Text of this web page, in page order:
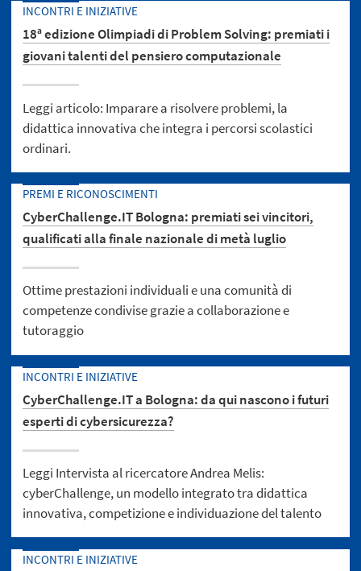
INCONTRI E INIZIATIVE
18ª edizione Olimpiadi di Problem Solving: premiati i
giovani talenti del pensiero computazionale
Leggi articolo: Imparare a risolvere problemi, la
didattica innovativa che integra i percorsi scolastici
ordinari.
PREMI E RICONOSCIMENTI
CyberChallenge.IT Bologna: premiati sei vincitori,
qualificati alla finale nazionale di metà luglio
Ottime prestazioni individuali e una comunità di
competenze condivise grazie a collaborazione e
tutoraggio
INCONTRI E INIZIATIVE
CyberChallenge.IT a Bologna: da qui nascono i futuri
esperti di cybersicurezza?
Leggi Intervista al ricercatore Andrea Melis:
cyberChallenge, un modello integrato tra didattica
innovativa, competizione e individuazione del talento
INCONTRI E INIZIATIVE